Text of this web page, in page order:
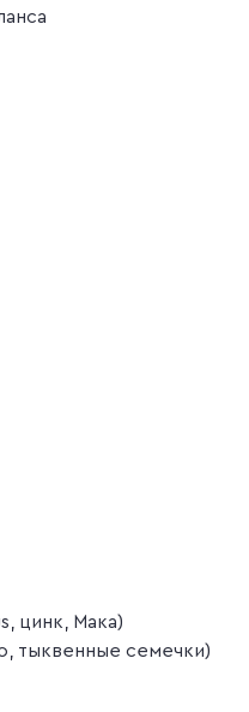
цинк, Мака)
тыквенные семечки)